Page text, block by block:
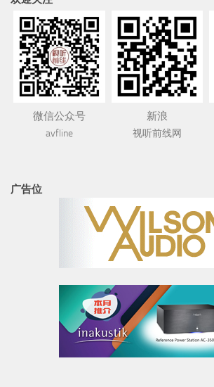
微信公众号
avfline
新浪
视听前线网
广告位